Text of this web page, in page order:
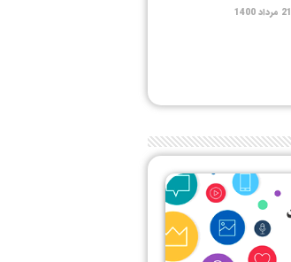
21 مرداد 1400